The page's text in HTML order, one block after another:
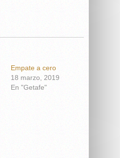
Empate a cero
18 marzo, 2019
En "Getafe"